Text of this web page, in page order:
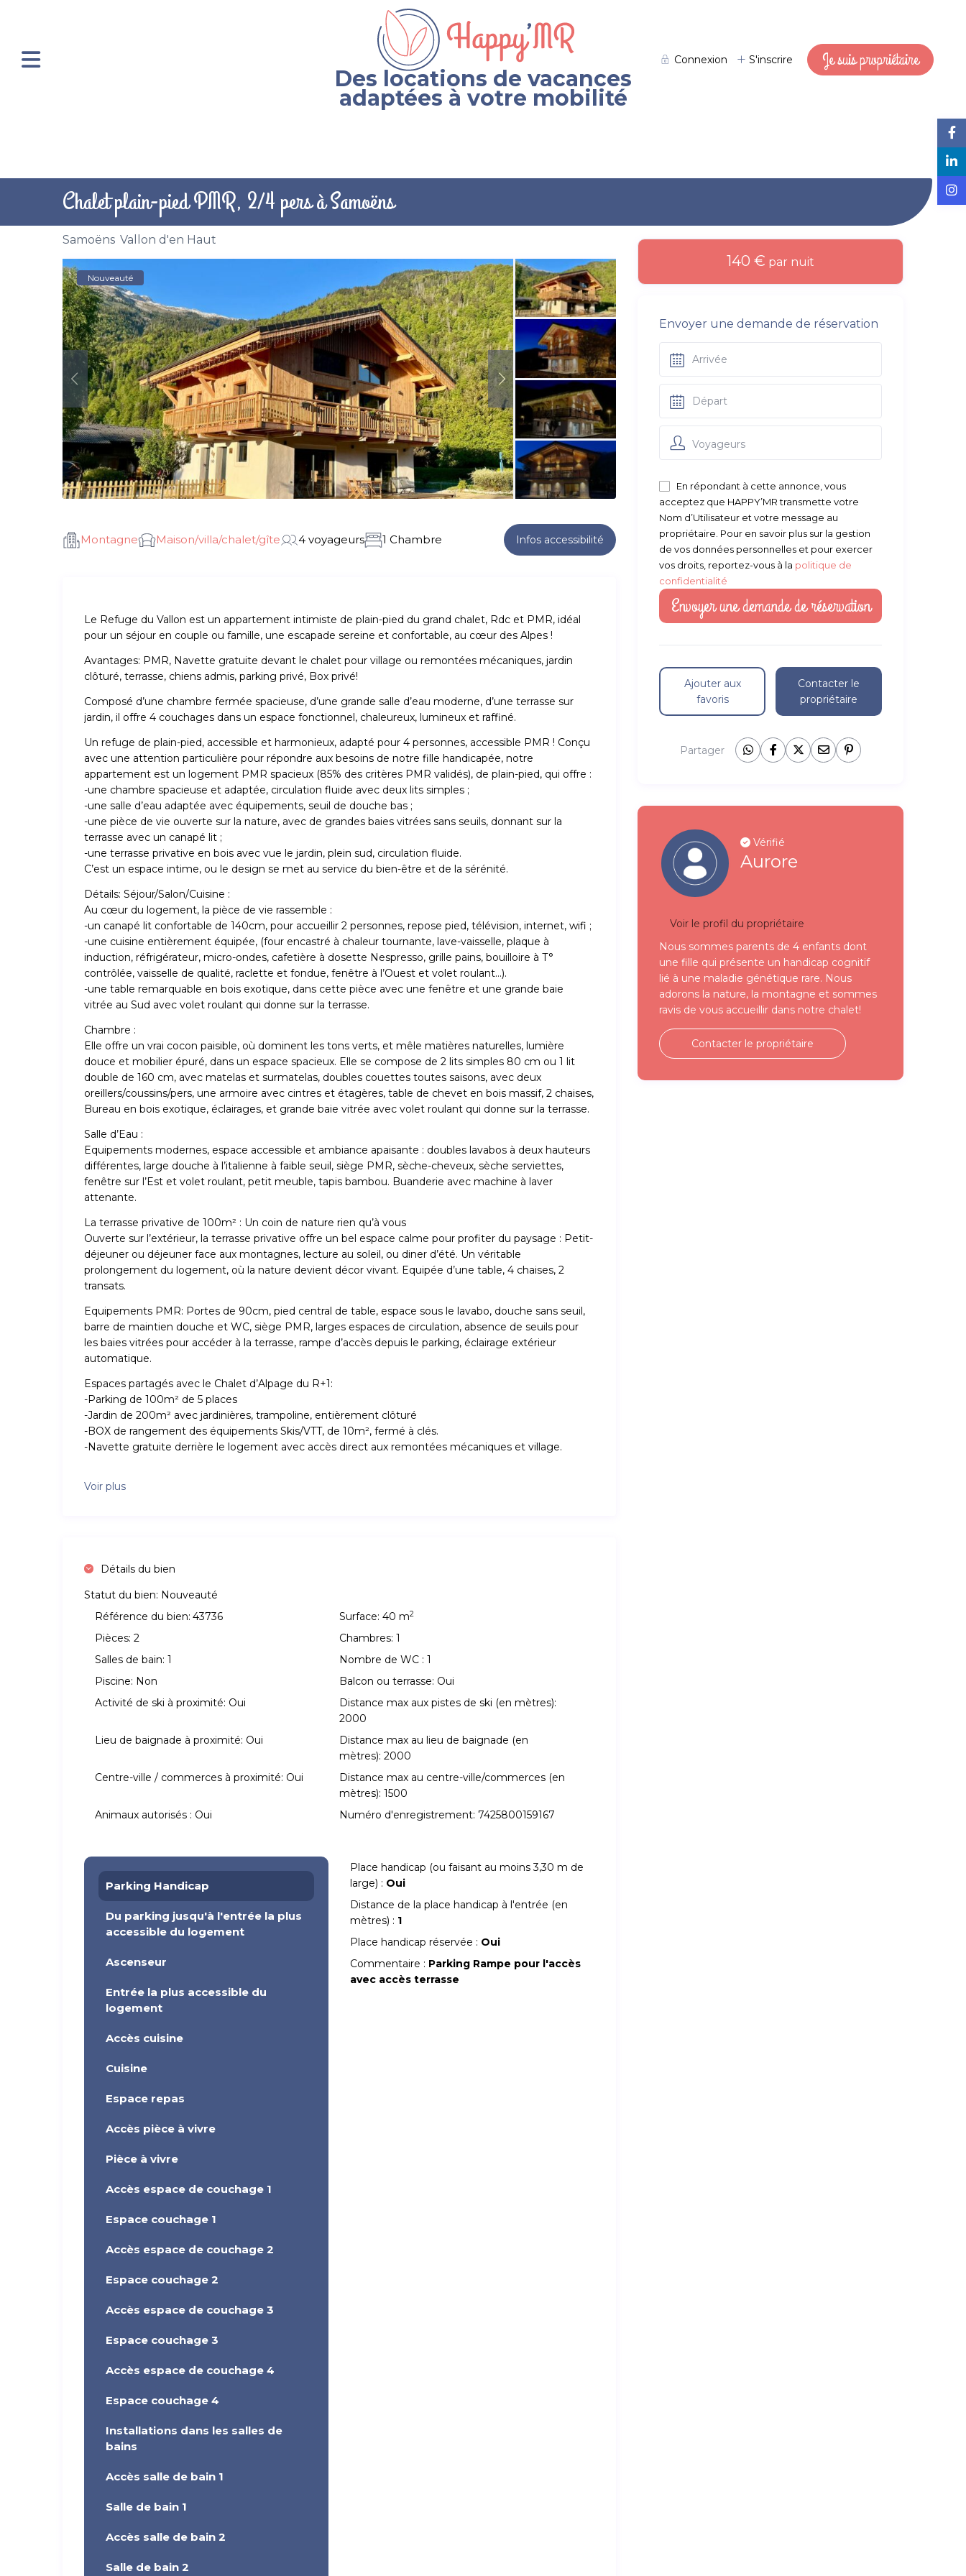
Des locations de vacances
adaptées à votre mobilité
Connexion S'inscrire Je suis propriétaire
Chalet plain-pied PMR, 2/4 pers à Samoëns
Samoëns Vallon d'en Haut
Nouveauté
Montagne Maison/villa/chalet/gîte 4 voyageurs 1 Chambre Infos accessibilité
Le Refuge du Vallon est un appartement intimiste de plain-pied du grand chalet, Rdc et PMR, idéal
pour un séjour en couple ou famille, une escapade sereine et confortable, au cœur des Alpes !
Avantages: PMR, Navette gratuite devant le chalet pour village ou remontées mécaniques, jardin
clôturé, terrasse, chiens admis, parking privé, Box privé!
Composé d’une chambre fermée spacieuse, d’une grande salle d’eau moderne, d’une terrasse sur
jardin, il offre 4 couchages dans un espace fonctionnel, chaleureux, lumineux et raffiné.
Un refuge de plain-pied, accessible et harmonieux, adapté pour 4 personnes, accessible PMR ! Conçu
avec une attention particulière pour répondre aux besoins de notre fille handicapée, notre
appartement est un logement PMR spacieux (85% des critères PMR validés), de plain-pied, qui offre :
-une chambre spacieuse et adaptée, circulation fluide avec deux lits simples ;
-une salle d’eau adaptée avec équipements, seuil de douche bas ;
-une pièce de vie ouverte sur la nature, avec de grandes baies vitrées sans seuils, donnant sur la
terrasse avec un canapé lit ;
-une terrasse privative en bois avec vue le jardin, plein sud, circulation fluide.
C’est un espace intime, ou le design se met au service du bien-être et de la sérénité.
Détails: Séjour/Salon/Cuisine :
Au cœur du logement, la pièce de vie rassemble :
-un canapé lit confortable de 140cm, pour accueillir 2 personnes, repose pied, télévision, internet, wifi ;
-une cuisine entièrement équipée, (four encastré à chaleur tournante, lave-vaisselle, plaque à
induction, réfrigérateur, micro-ondes, cafetière à dosette Nespresso, grille pains, bouilloire à T°
contrôlée, vaisselle de qualité, raclette et fondue, fenêtre à l’Ouest et volet roulant…).
-une table remarquable en bois exotique, dans cette pièce avec une fenêtre et une grande baie
vitrée au Sud avec volet roulant qui donne sur la terrasse.
Chambre :
Elle offre un vrai cocon paisible, où dominent les tons verts, et mêle matières naturelles, lumière
douce et mobilier épuré, dans un espace spacieux. Elle se compose de 2 lits simples 80 cm ou 1 lit
double de 160 cm, avec matelas et surmatelas, doubles couettes toutes saisons, avec deux
oreillers/coussins/pers, une armoire avec cintres et étagères, table de chevet en bois massif, 2 chaises,
Bureau en bois exotique, éclairages, et grande baie vitrée avec volet roulant qui donne sur la terrasse.
Salle d’Eau :
Equipements modernes, espace accessible et ambiance apaisante : doubles lavabos à deux hauteurs
différentes, large douche à l’italienne à faible seuil, siège PMR, sèche-cheveux, sèche serviettes,
fenêtre sur l’Est et volet roulant, petit meuble, tapis bambou. Buanderie avec machine à laver
attenante.
La terrasse privative de 100m² : Un coin de nature rien qu’à vous
Ouverte sur l’extérieur, la terrasse privative offre un bel espace calme pour profiter du paysage : Petit-
déjeuner ou déjeuner face aux montagnes, lecture au soleil, ou diner d’été. Un véritable
prolongement du logement, où la nature devient décor vivant. Equipée d’une table, 4 chaises, 2
transats.
Equipements PMR: Portes de 90cm, pied central de table, espace sous le lavabo, douche sans seuil,
barre de maintien douche et WC, siège PMR, larges espaces de circulation, absence de seuils pour
les baies vitrées pour accéder à la terrasse, rampe d’accès depuis le parking, éclairage extérieur
automatique.
Espaces partagés avec le Chalet d’Alpage du R+1:
-Parking de 100m² de 5 places
-Jardin de 200m² avec jardinières, trampoline, entièrement clôturé
-BOX de rangement des équipements Skis/VTT, de 10m², fermé à clés.
-Navette gratuite derrière le logement avec accès direct aux remontées mécaniques et village.
Voir plus
Détails du bien
Statut du bien: Nouveauté
Référence du bien: 43736 Surface: 40 m2
Pièces: 2 Chambres: 1
Salles de bain: 1 Nombre de WC : 1
Piscine: Non Balcon ou terrasse: Oui
Activité de ski à proximité: Oui
Distance max aux pistes de ski (en mètres):
2000
Lieu de baignade à proximité: Oui
Distance max au lieu de baignade (en
mètres): 2000
Centre-ville / commerces à proximité: Oui
Distance max au centre-ville/commerces (en
mètres): 1500
Animaux autorisés : Oui Numéro d'enregistrement: 7425800159167
Parking Handicap
Du parking jusqu'à l'entrée la plus
accessible du logement
Ascenseur
Entrée la plus accessible du
logement
Accès cuisine
Cuisine
Espace repas
Accès pièce à vivre
Pièce à vivre
Accès espace de couchage 1
Espace couchage 1
Accès espace de couchage 2
Espace couchage 2
Accès espace de couchage 3
Espace couchage 3
Accès espace de couchage 4
Espace couchage 4
Installations dans les salles de
bains
Accès salle de bain 1
Salle de bain 1
Accès salle de bain 2
Salle de bain 2
Place handicap (ou faisant au moins 3,30 m de
large) : Oui
Distance de la place handicap à l'entrée (en
mètres) : 1
Place handicap réservée : Oui
Commentaire : Parking Rampe pour l'accès
avec accès terrasse
140 € par nuit
Envoyer une demande de réservation
Voyageurs
En répondant à cette annonce, vous
acceptez que HAPPY’MR transmette votre
Nom d’Utilisateur et votre message au
propriétaire. Pour en savoir plus sur la gestion
de vos données personnelles et pour exercer
vos droits, reportez-vous à la politique de
confidentialité
Ajouter aux
favoris
Contacter le
propriétaire
Partager
Vérifié
Aurore
Voir le profil du propriétaire
Nous sommes parents de 4 enfants dont
une fille qui présente un handicap cognitif
lié à une maladie génétique rare. Nous
adorons la nature, la montagne et sommes
ravis de vous accueillir dans notre chalet!
Contacter le propriétaire